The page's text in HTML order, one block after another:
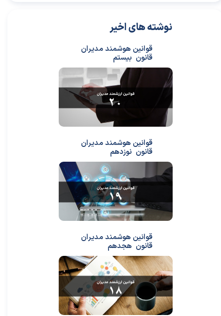
قوانین هوشمند مدیران
قانون بیستم
قوانین هوشمند مدیران
قانون نوزدهم
قوانین هوشمند مدیران
قانون هجدهم
نوشته های اخیر